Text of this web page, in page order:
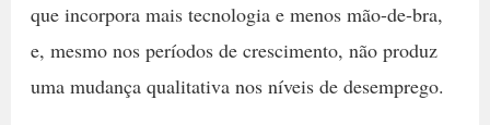
que incorpora mais tecnologia e menos mão-de-bra,
e, mesmo nos períodos de crescimento, não produz
uma mudança qualitativa nos níveis de desemprego.